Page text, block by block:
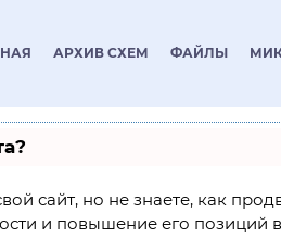
АРХИВ СХЕМ ФАЙЛЫ
сайт, но не знаете, как
и повышение его позиций